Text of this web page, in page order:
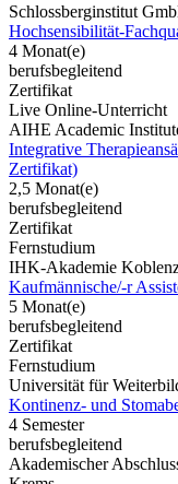
Schlossberginstitut
Hochsensibilität-
4 Monat(e)
berufsbegleitend
Zertifikat
Live Online-Unterricht
AIHE Academic
Integrative
Zertifikat)
2,5 Monat(e)
berufsbegleitend
Zertifikat
Fernstudium
IHK-Akademie
Kaufmännische/-r
5 Monat(e)
berufsbegleitend
Zertifikat
Fernstudium
Universität für
Kontinenz- und
4 Semester
berufsbegleitend
Akademischer